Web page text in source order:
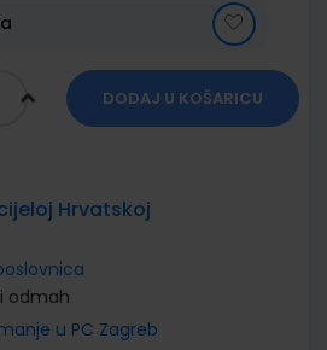
DODAJ U KOŠARICU
Hrvatskoj
odmah
u PC Zagreb